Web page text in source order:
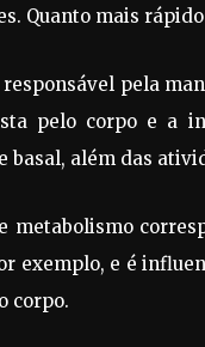
Quanto mais
pela
pelo corpo e a
basal, além das
metabolismo
exemplo, e é
corpo.